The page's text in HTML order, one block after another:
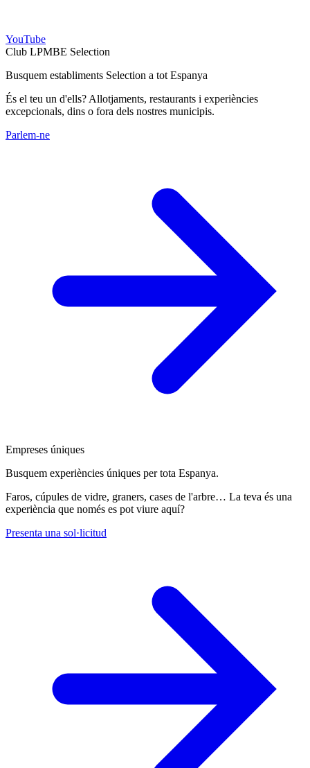
YouTube
Club LPMBE Selection
Busquem establiments Selection a tot Espanya
És el teu un d'ells? Allotjaments, restaurants i experiències
excepcionals, dins o fora dels nostres municipis.
Parlem-ne
Empreses úniques
Busquem experiències úniques per tota Espanya.
Faros, cúpules de vidre, graners, cases de l'arbre… La teva és una
experiència que només es pot viure aquí?
Presenta una sol·licitud